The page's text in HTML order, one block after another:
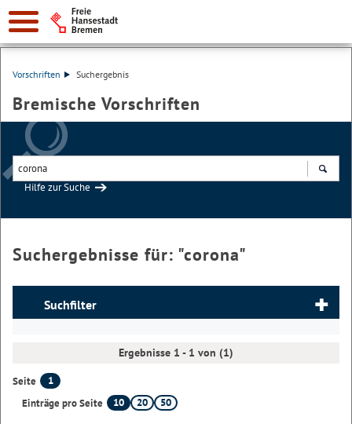
Vorschriften Suchergebnis
Bremische Vorschriften
Hilfe zur Suche
Suchergebnisse für: "corona"
Suchfilter
Ergebnisse 1 - 1 von (1)
Seite
1
Einträge pro Seite
10 20 50